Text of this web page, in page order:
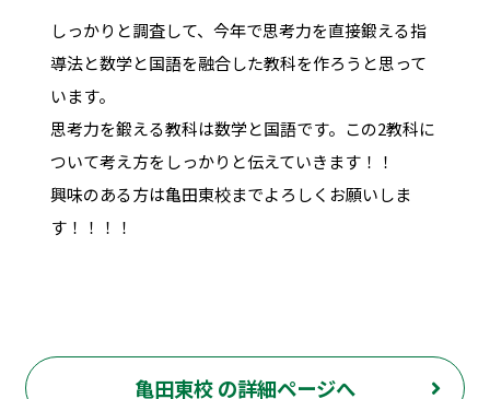
しっかりと調査して、今年で思考力を直接鍛える指
導法と数学と国語を融合した教科を作ろうと思って
います。
思考力を鍛える教科は数学と国語です。この2教科に
ついて考え方をしっかりと伝えていきます！！
興味のある方は亀田東校までよろしくお願いしま
す！！！！
亀田東校 の詳細ページへ